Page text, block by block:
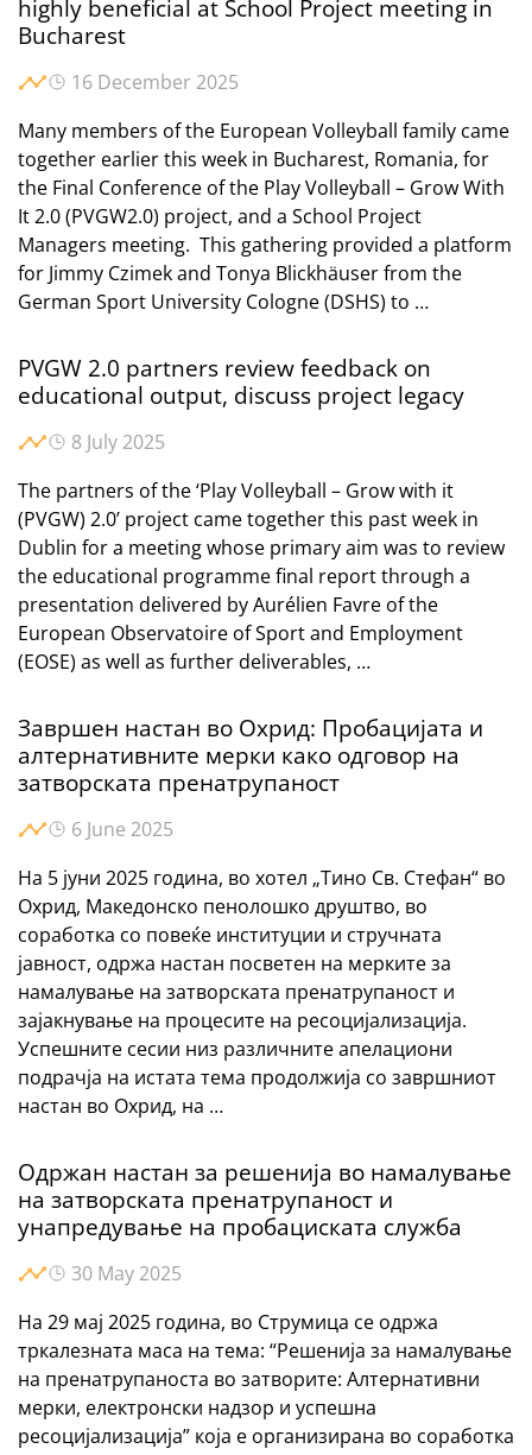
highly beneficial at School Project meeting in
Bucharest
16 December 2025
Many members of the European Volleyball family came
together earlier this week in Bucharest, Romania, for
the Final Conference of the Play Volleyball – Grow With
It 2.0 (PVGW2.0) project, and a School Project
Managers meeting. This gathering provided a platform
for Jimmy Czimek and Tonya Blickhäuser from the
German Sport University Cologne (DSHS) to …
PVGW 2.0 partners review feedback on
educational output, discuss project legacy
8 July 2025
The partners of the ‘Play Volleyball – Grow with it
(PVGW) 2.0’ project came together this past week in
Dublin for a meeting whose primary aim was to review
the educational programme final report through a
presentation delivered by Aurélien Favre of the
European Observatoire of Sport and Employment
(EOSE) as well as further deliverables, …
Завршен настан во Охрид: Пробацијата и
алтернативните мерки како одговор на
затворската пренатрупаност
6 June 2025
На 5 јуни 2025 година, во хотел „Тино Св. Стефан“ во
Охрид, Македонско пенолошко друштво, во
соработка со повеќе институции и стручната
јавност, одржа настан посветен на мерките за
намалување на затворската пренатрупаност и
зајакнување на процесите на ресоцијализација.
Успешните сесии низ различните апелациони
подрачја на истата тема продолжија со завршниот
настан во Охрид, на …
Одржан настан за решенија во намалување
на затворската пренатрупаност и
унапредување на пробациската служба
30 May 2025
На 29 мај 2025 година, во Струмица се одржа
тркалезната маса на тема: “Решенија за намалување
на пренатрупаноста во затворите: Алтернативни
мерки, електронски надзор и успешна
ресоцијализација” која е организирана во соработка